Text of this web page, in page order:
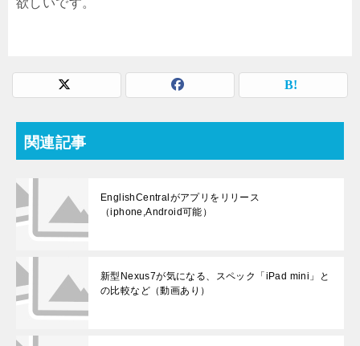
関連記事
EnglishCentralがアプリをリリース
（iphone,Android可能）
新型Nexus7が気になる、スペック「iPad mini」と
の比較など（動画あり）